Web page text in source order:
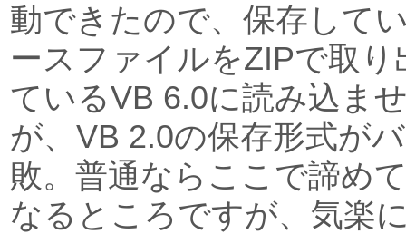
動できたので、保存して
ースファイルをZIPで取
ているVB 6.0に読み込ま
が、VB 2.0の保存形式が
敗。普通ならここで諦め
なるところですが、気楽